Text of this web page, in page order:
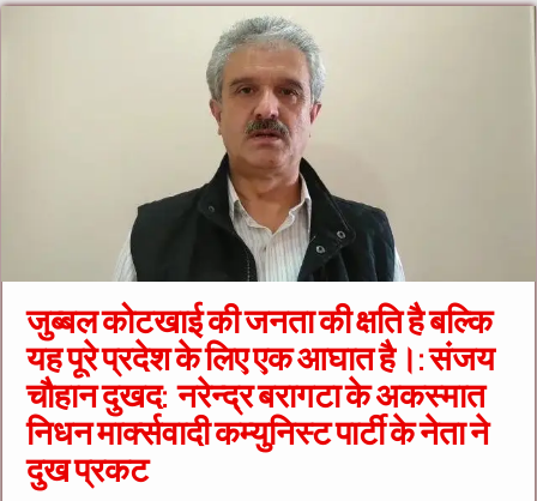
जुब्बल कोटखाई की जनता की क्षति है बल्कि
यह पूरे प्रदेश के लिए एक आघात है।: संजय
चौहान दुखद: नरेन्द्र बरागटा के अकस्मात
निधन मार्क्सवादी कम्युनिस्ट पार्टी के नेता ने
दुख प्रकट